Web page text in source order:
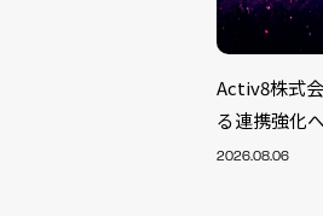
Activ8株式
る連携強化
2026.08.06